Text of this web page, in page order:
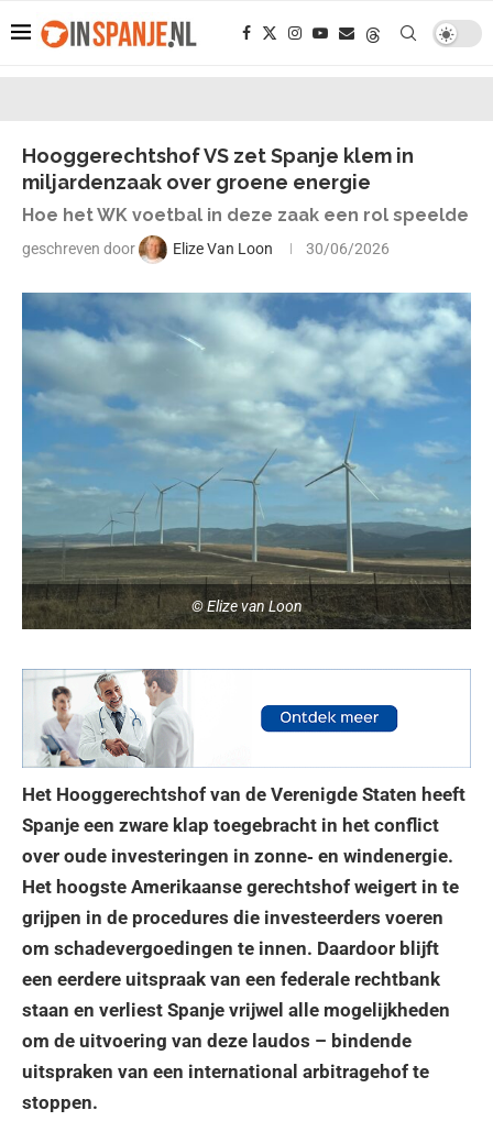
Hooggerechtshof VS zet Spanje klem in
miljardenzaak over groene energie
Hoe het WK voetbal in deze zaak een rol speelde
geschreven door Elize Van Loon 30/06/2026
© Elize van Loon
Het Hooggerechtshof van de Verenigde Staten heeft
Spanje een zware klap toegebracht in het conflict
over oude investeringen in zonne‑ en windenergie.
Het hoogste Amerikaanse gerechtshof weigert in te
grijpen in de procedures die investeerders voeren
om schadevergoedingen te innen. Daardoor blijft
een eerdere uitspraak van een federale rechtbank
staan en verliest Spanje vrijwel alle mogelijkheden
om de uitvoering van deze laudos – bindende
uitspraken van een international arbitragehof te
stoppen.